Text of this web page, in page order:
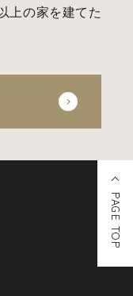
上の家を建てた
PAGE TOP